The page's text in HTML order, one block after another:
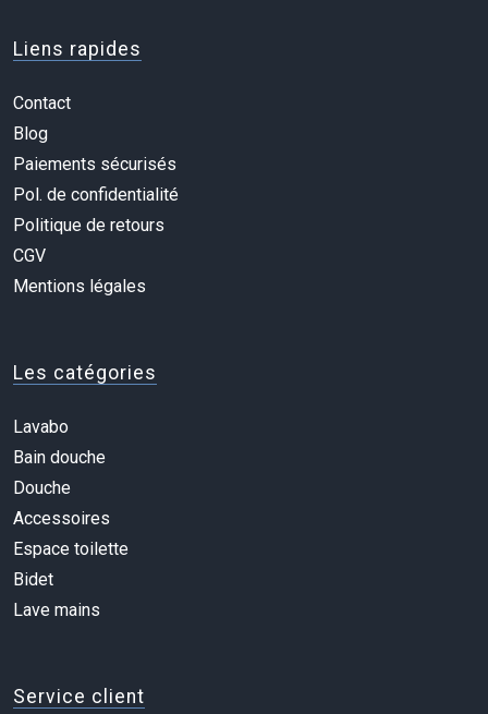
Liens rapides
Contact
Blog
Paiements sécurisés
Pol. de confidentialité
Politique de retours
CGV
Mentions légales
Les catégories
Lavabo
Bain douche
Douche
Accessoires
Espace toilette
Bidet
Lave mains
Service client